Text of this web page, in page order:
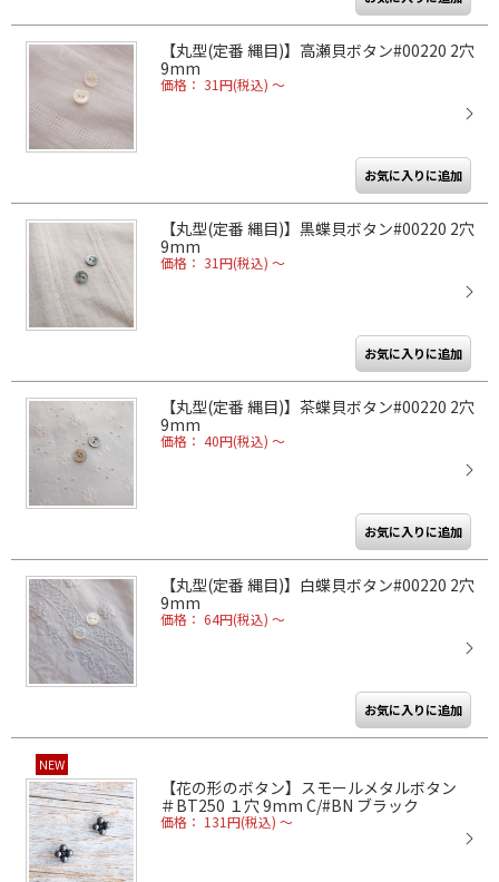
【丸型(定番 縄目)】高瀬貝ボタン#00220 2穴
9mm
価格： 31円(税込) ～
【丸型(定番 縄目)】黒蝶貝ボタン#00220 2穴
9mm
価格： 31円(税込) ～
【丸型(定番 縄目)】茶蝶貝ボタン#00220 2穴
9mm
価格： 40円(税込) ～
【丸型(定番 縄目)】白蝶貝ボタン#00220 2穴
9mm
価格： 64円(税込) ～
NEW
【花の形のボタン】スモールメタルボタン
＃BT250 １穴 9mm C/#BN ブラック
価格： 131円(税込) ～